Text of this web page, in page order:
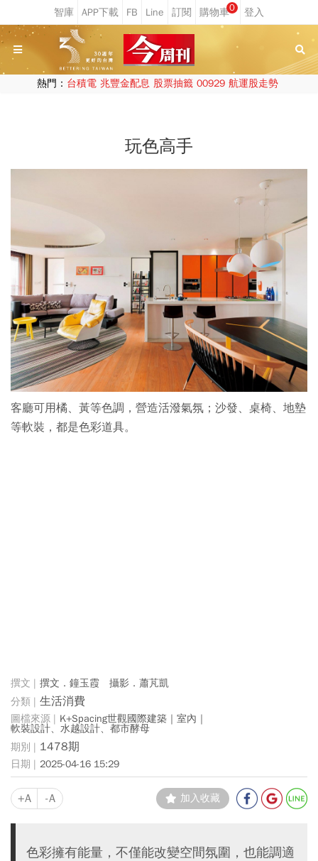
0
熱門： 台積電 兆豐金配息 股票抽籤 00929 航運股走勢
玩色高手
客廳可用橘、黃等色調，營造活潑氣氛；沙發、桌椅、地墊
等軟裝，都是色彩道具。
撰文．鐘玉霞 攝影．蕭芃凱
生活消費
K+Spacing世觀國際建築｜室內｜
軟裝設計、水越設計、都市酵母
1478期
2025-04-16 15:29
+A -A 加入收藏
色彩擁有能量，不僅能改變空間氛圍，也能調適